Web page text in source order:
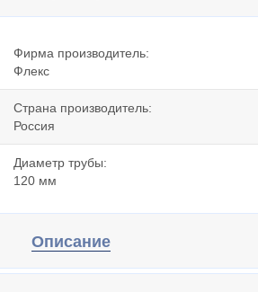
Фирма производитель:
Флекс
Страна производитель:
Россия
Диаметр трубы:
120 мм
Описание